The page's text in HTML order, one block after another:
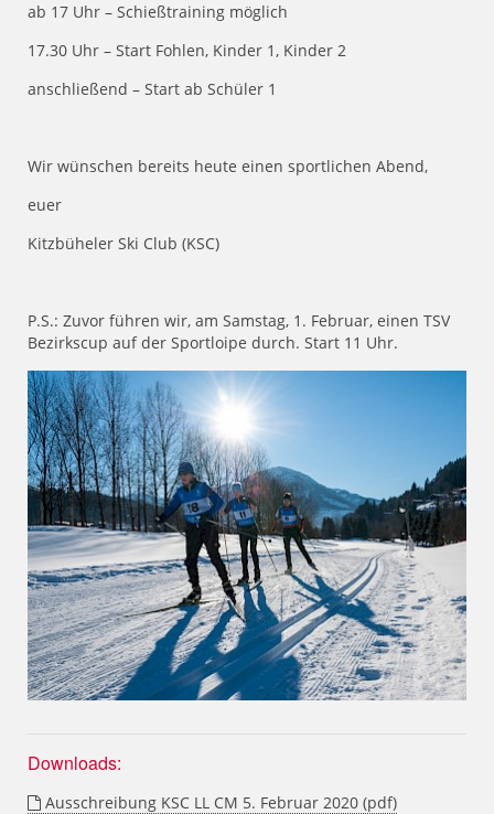
ab 17 Uhr – Schießtraining möglich
17.30 Uhr – Start Fohlen, Kinder 1, Kinder 2
anschließend – Start ab Schüler 1
Wir wünschen bereits heute einen sportlichen Abend,
euer
Kitzbüheler Ski Club (KSC)
P.S.: Zuvor führen wir, am Samstag, 1. Februar, einen TSV
Bezirkscup auf der Sportloipe durch. Start 11 Uhr.
Downloads:
Ausschreibung KSC LL CM 5. Februar 2020 (pdf)